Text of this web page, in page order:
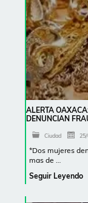
ALERTA
DENUNCIAN
Ciudad
*Dos mujeres
mas de …
Seguir Leyendo